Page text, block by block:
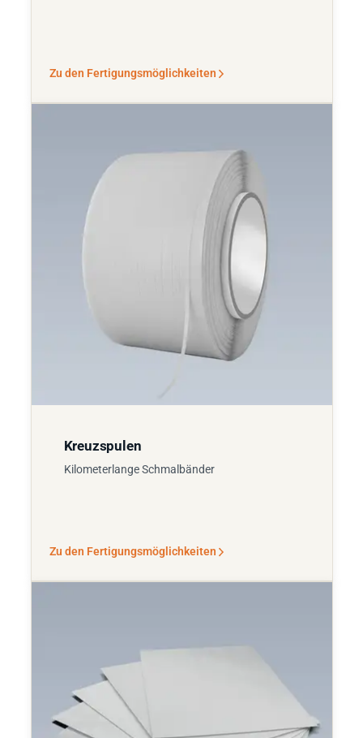
Zu den Fertigungsmöglichkeiten
Kreuzspulen
Kilometerlange Schmalbänder
Zu den Fertigungsmöglichkeiten